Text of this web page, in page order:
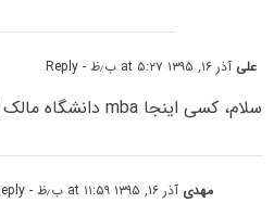
علی آذر ۱۶, ۱۳۹۵ at ۵:۲۷ ب٫ظ - Reply
سلام، کسی اینجا mba دانشگاه مالک اشتر قبول شد؟
مهدی آذر ۱۶, ۱۳۹۵ at ۱۱:۵۹ ب٫ظ - Reply